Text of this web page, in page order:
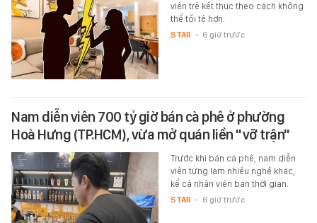
viên trẻ kết thúc theo cách không
thể tồi tệ hơn.
STAR - 6 giờ trước
Nam diễn viên 700 tỷ giờ bán cà phê ở phường
Hoà Hưng (TP.HCM), vừa mở quán liền "vỡ trận"
Trước khi bán cà phê, nam diễn
viên từng làm nhiều nghề khác,
kể cả nhân viên bán thời gian.
STAR - 6 giờ trước